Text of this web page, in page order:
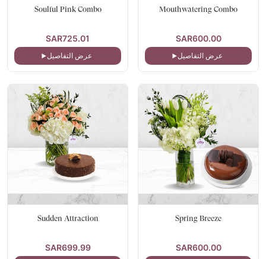
Mouthwatering Combo
SAR600.00
عرض التفاصيل
Soulful Pink Combo
SAR725.01
عرض التفاصيل
Spring Breeze
SAR600.00
Sudden Attraction
SAR699.99